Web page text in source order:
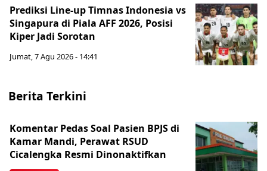
Prediksi Line-up Timnas Indonesia vs
Singapura di Piala AFF 2026, Posisi
Kiper Jadi Sorotan
Jumat, 7 Agu 2026 - 14:41
Berita Terkini
Komentar Pedas Soal Pasien BPJS di
Kamar Mandi, Perawat RSUD
Cicalengka Resmi Dinonaktifkan